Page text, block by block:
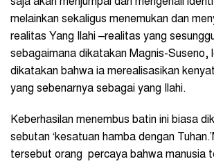
melainkan sekaligus menemukan dan
realitas Yang Ilahi –realitas yang
sebagaimana dikatakan Magnis-Suseno,
dikatakan bahwa ia merealisasikan
yang sebenarnya sebagai yang Ilahi.
Keberhasilan menembus batin ini biasa
sebutan ‘kesatuan hamba dengan
tersebut orang percaya bahwa manusia